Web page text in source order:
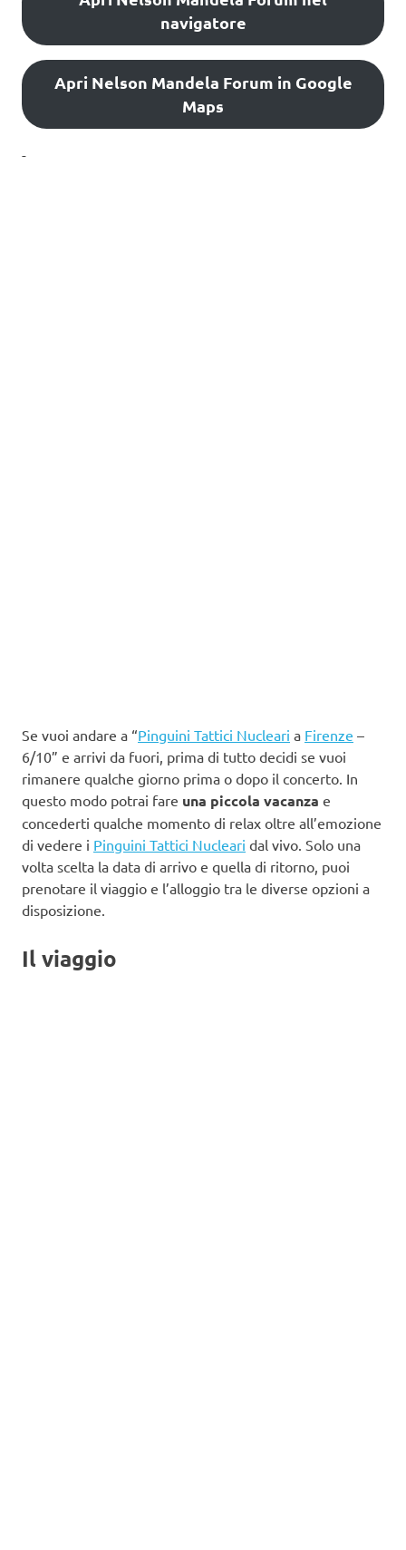
navigatore
Apri Nelson Mandela Forum in Google
Maps
-
Se vuoi andare a “Pinguini Tattici Nucleari a Firenze –
6/10” e arrivi da fuori, prima di tutto decidi se vuoi
rimanere qualche giorno prima o dopo il concerto. In
questo modo potrai fare una piccola vacanza e
concederti qualche momento di relax oltre all’emozione
di vedere i Pinguini Tattici Nucleari dal vivo. Solo una
volta scelta la data di arrivo e quella di ritorno, puoi
prenotare il viaggio e l’alloggio tra le diverse opzioni a
disposizione.
Il viaggio